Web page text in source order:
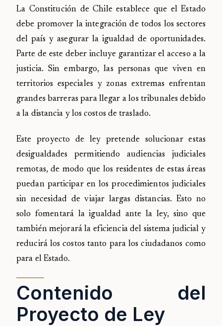
La Constitución de Chile establece que el Estado
debe promover la integración de todos los sectores
del país y asegurar la igualdad de oportunidades.
Parte de este deber incluye garantizar el acceso a la
justicia. Sin embargo, las personas que viven en
territorios especiales y zonas extremas enfrentan
grandes barreras para llegar a los tribunales debido
a la distancia y los costos de traslado.
Este proyecto de ley pretende solucionar estas
desigualdades permitiendo audiencias judiciales
remotas, de modo que los residentes de estas áreas
puedan participar en los procedimientos judiciales
sin necesidad de viajar largas distancias. Esto no
solo fomentará la igualdad ante la ley, sino que
también mejorará la eficiencia del sistema judicial y
reducirá los costos tanto para los ciudadanos como
para el Estado.
Contenido del
Proyecto de Ley